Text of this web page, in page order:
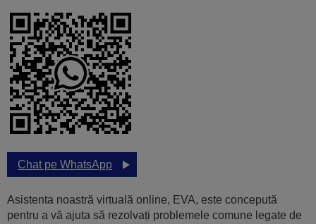
Chat pe WhatsApp
Asistenta noastră virtuală online, EVA, este concepută
pentru a vă ajuta să rezolvați problemele comune legate de